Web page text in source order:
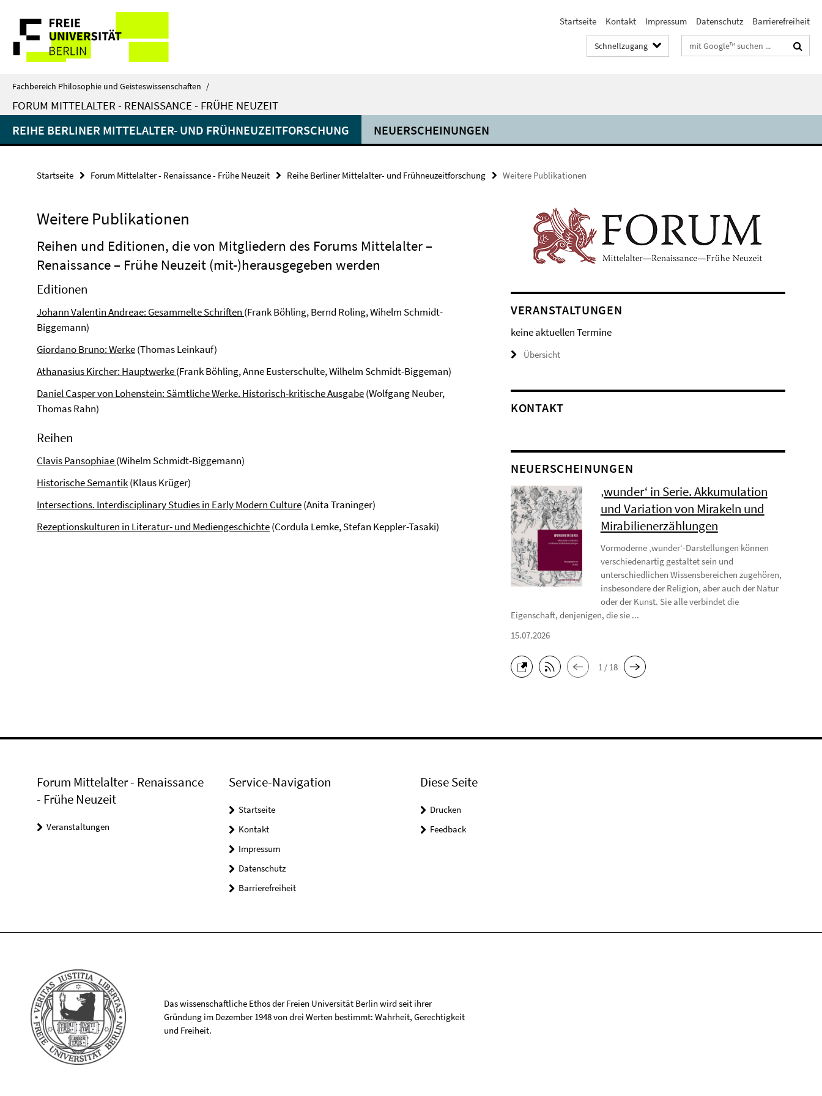
direkt
Inhalt
Service-
Navigation
Startseite Kontakt Impressum Datenschutz Barrierefreiheit
Schnellzugang Suchbegriffe
Fachbereich Philosophie und Geisteswissenschaften /
FORUM MITTELALTER - RENAISSANCE - FRÜHE NEUZEIT
REIHE BERLINER MITTELALTER- UND FRÜHNEUZEITFORSCHUNG NEUERSCHEINUNGEN
Startseite Forum Mittelalter - Renaissance - Frühe Neuzeit Reihe Berliner Mittelalter- und Frühneuzeitforschung Weitere Publikationen
Weitere Publikationen
Reihen und Editionen, die von Mitgliedern des Forums Mittelalter –
Renaissance – Frühe Neuzeit (mit-)herausgegeben werden
Editionen
Johann Valentin Andreae: Gesammelte Schriften (Frank Böhling, Bernd Roling, Wihelm Schmidt-
Biggemann)
Giordano Bruno: Werke(Thomas Leinkauf)
Athanasius Kircher: Hauptwerke(Frank Böhling, Anne Eusterschulte, Wilhelm Schmidt-Biggeman)
Daniel Casper von Lohenstein: Sämtliche Werke. Historisch-kritische Ausgabe(Wolfgang Neuber,
Thomas Rahn)
Reihen
Clavis Pansophiae(Wihelm Schmidt-Biggemann)
Historische Semantik(Klaus Krüger)
Intersections. Interdisciplinary Studies in Early Modern Culture(Anita Traninger)
Rezeptionskulturen in Literatur- und Mediengeschichte(Cordula Lemke, Stefan Keppler-Tasaki)
VERANSTALTUNGEN
keine aktuellen Termine
Übersicht
KONTAKT
NEUERSCHEINUNGEN
‚wunder‘ in Serie. Akkumulation
und Variation von Mirakeln und
Mirabilienerzählungen
Vormoderne ‚wunder‘-Darstellungen können
verschiedenartig gestaltet sein und
unterschiedlichen Wissensbereichen zugehören,
insbesondere der Religion, aber auch der Natur
oder der Kunst. Sie alle verbindet die
Eigenschaft, denjenigen, die sie ...
15.07.2026
1 / 18
Forum Mittelalter - Renaissance
- Frühe Neuzeit
Veranstaltungen
Service-Navigation
Startseite
Kontakt
Impressum
Datenschutz
Barrierefreiheit
Diese Seite
Drucken
Feedback
Das wissenschaftliche Ethos der Freien Universität Berlin wird seit ihrer
Gründung im Dezember 1948 von drei Werten bestimmt: Wahrheit, Gerechtigkeit
und Freiheit.